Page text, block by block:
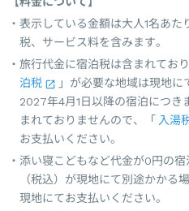
表示している金額は大人1名あ
税、サービス料を含みます。
旅行代金に宿泊税は含まれてお
泊税
」が必要な地域は現地に
2027年4月1日以降の宿泊につき
まれておりませんので、「 入湯
お支払いください。
添い寝こどもなど代金が0円の
（税込）が現地にて別途かかる
現地にてお支払いください。